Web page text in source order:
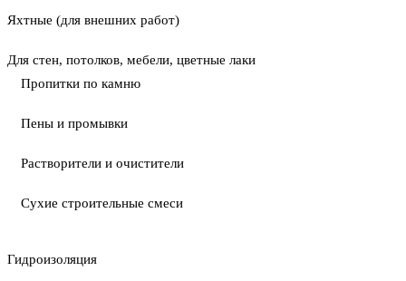
Яхтные (для внешних работ)
Для стен, потолков, мебели, цветные лаки
Пропитки по камню
Пены и промывки
Растворители и очистители
Сухие строительные смеси
Гидроизоляция